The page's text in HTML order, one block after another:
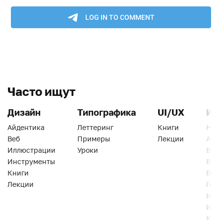
Часто ищут
Дизайн
Айдентика
Веб
Иллюстрации
Инструменты
Книги
Лекции
Типографика
Леттеринг
Примеры
Уроки
UI/UX
Книги
Лекции
Веб